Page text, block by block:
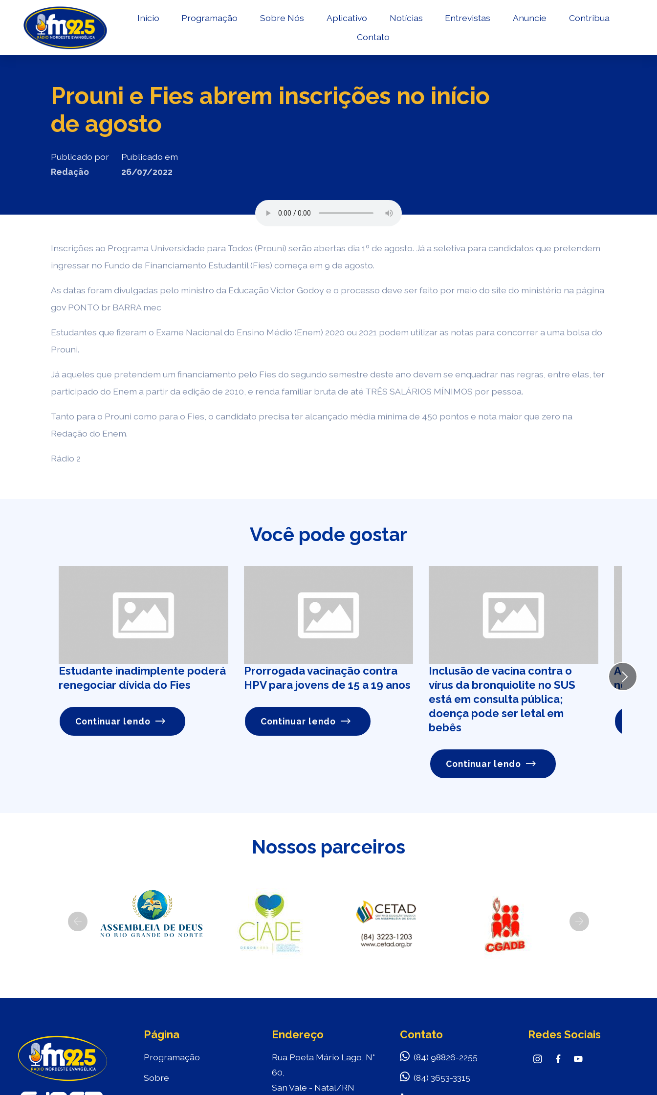
Início Programação Sobre Nós Aplicativo Notícias Entrevistas Anuncie
Contribua
Contato
Prouni e Fies abrem inscrições no início
de agosto
Publicado por
Redação
Publicado em
26/07/2022
Inscrições ao Programa Universidade para Todos (Prouni) serão abertas dia 1º de agosto. Já a seletiva para candidatos que pretendem
ingressar no Fundo de Financiamento Estudantil (Fies) começa em 9 de agosto.
As datas foram divulgadas pelo ministro da Educação Victor Godoy e o processo deve ser feito por meio do site do ministério na página
gov PONTO br BARRA mec
Estudantes que fizeram o Exame Nacional do Ensino Médio (Enem) 2020 ou 2021 podem utilizar as notas para concorrer a uma bolsa do
Prouni.
Já aqueles que pretendem um financiamento pelo Fies do segundo semestre deste ano devem se enquadrar nas regras, entre elas, ter
participado do Enem a partir da edição de 2010, e renda familiar bruta de até TRÊS SALÁRIOS MÍNIMOS por pessoa.
Tanto para o Prouni como para o Fies, o candidato precisa ter alcançado média mínima de 450 pontos e nota maior que zero na
Redação do Enem.
Rádio 2
Você pode gostar
Estudante inadimplente poderá
renegociar dívida do Fies
Continuar lendo
Prorrogada vacinação contra
HPV para jovens de 15 a 19 anos
Continuar lendo
Inclusão de vacina contra o
vírus da bronquiolite no SUS
está em consulta pública;
doença pode ser letal em
bebês
Continuar lendo
Anvisa
novos
Next
Nossos parceiros
Previous Next
Página
Programação
Sobre
Endereço
Rua Poeta Mário Lago, N°
60,
San Vale - Natal/RN
Contato
(84) 98826-2255
(84) 3653-3315
Redes Sociais